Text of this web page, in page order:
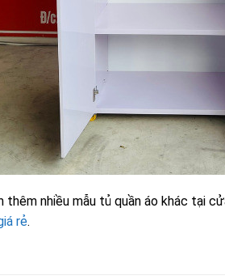
thêm nhiều mẫu tủ quần áo khác tại
rẻ.